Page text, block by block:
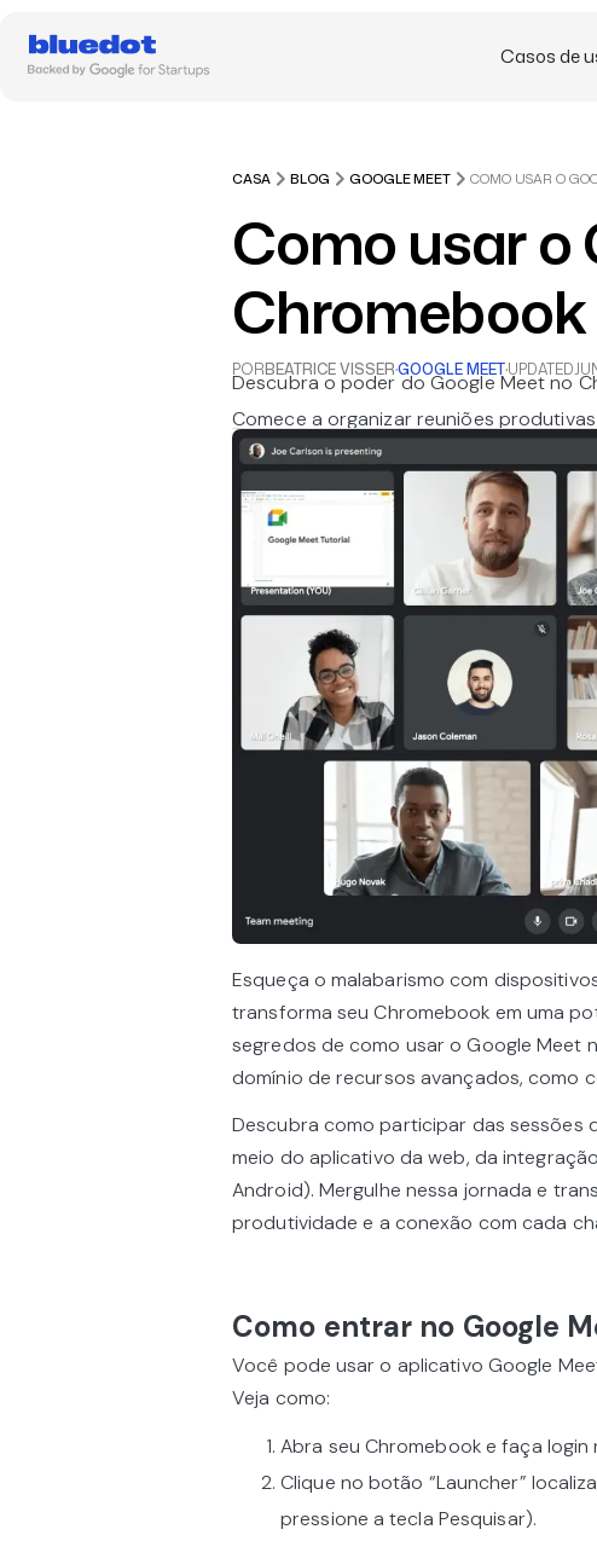
Casos de
CASA BLOG GOOGLE MEET
Como usar o
Chromebook
PORBEATRICE VISSER·GOOGLE MEET·UPDATED
Descubra o poder do Google Meet no
Comece a organizar reuniões
Esqueça o malabarismo com
transforma seu Chromebook em uma
segredos de como usar o Google Meet
domínio de recursos avançados, como
Descubra como participar das sessões
meio do aplicativo da web, da
Android). Mergulhe nessa jornada e
produtividade e a conexão com cada
Como entrar no Google
Você pode usar o aplicativo Google
Veja como:
Abra seu Chromebook e faça login
Clique no botão “Launcher”
pressione a tecla Pesquisar).